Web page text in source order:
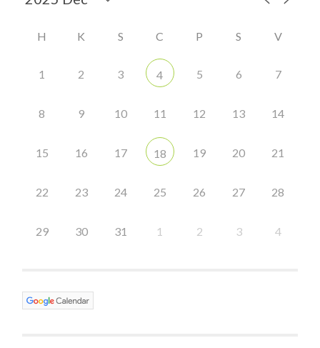
H K S C P S V
1 2 3 4 5 6 7
8 9 10 11 12 13 14
15 16 17 18 19 20 21
22 23 24 25 26 27 28
29 30 31 1 2 3 4